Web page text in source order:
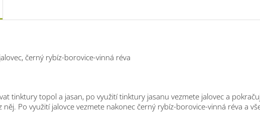
černý rybíz-borovice-vinná réva
tinktury topol a jasan, po využití tinktury jasanu vezmete jalovec a
něj. Po využití jalovce vezmete nakonec černý rybíz-borovice-vinná réva a